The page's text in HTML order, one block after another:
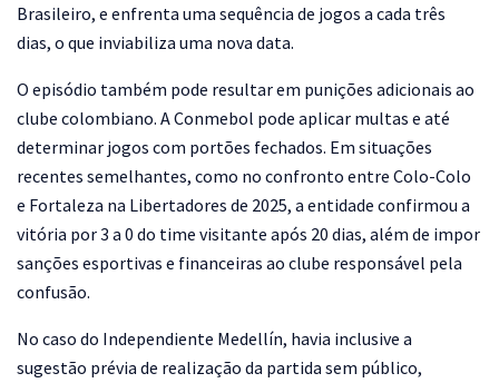
Brasileiro, e enfrenta uma sequência de jogos a cada três
dias, o que inviabiliza uma nova data.
O episódio também pode resultar em punições adicionais ao
clube colombiano. A Conmebol pode aplicar multas e até
determinar jogos com portões fechados. Em situações
recentes semelhantes, como no confronto entre Colo-Colo
e Fortaleza na Libertadores de 2025, a entidade confirmou a
vitória por 3 a 0 do time visitante após 20 dias, além de impor
sanções esportivas e financeiras ao clube responsável pela
confusão.
No caso do Independiente Medellín, havia inclusive a
sugestão prévia de realização da partida sem público,